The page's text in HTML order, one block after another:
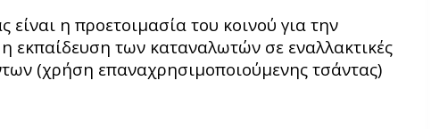
η προετοιμασία του κοινού για την
εκπαίδευση των καταναλωτών σε εναλλακτικές
(χρήση επαναχρησιμοποιούμενης τσάντας)